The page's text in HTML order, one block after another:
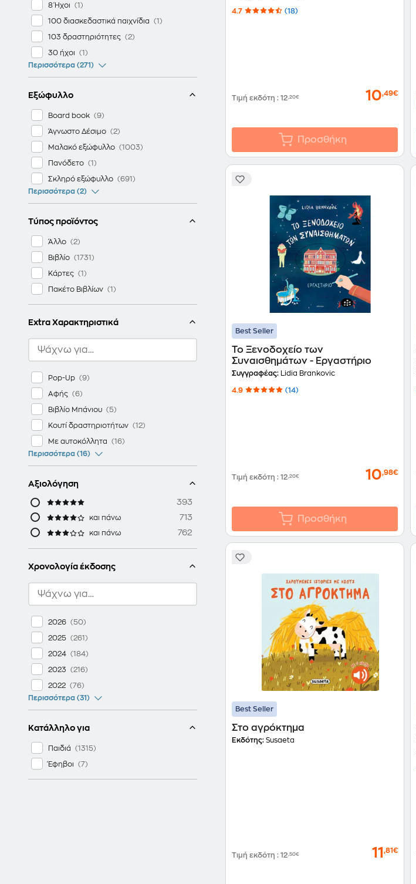
8 Ήχοι
100 διασκεδαστικά παιχνίδια
103 δραστηριότητες
30 ήχοι
Περισσότερα (271)
Εξώφυλλο
Board book
Άγνωστο Δέσιμο
Μαλακό εξώφυλλο
Πανόδετο
Σκληρό εξώφυλλο
Περισσότερα (2)
Τύπος προϊόντος
Άλλο
Βιβλίο
Κάρτες
Πακέτο Βιβλίων
Extra Χαρακτηριστικά
Pop-Up
Αφής
Βιβλίο Μπάνιου
Κουτί δραστηριοτήτων
Με αυτοκόλλητα
Περισσότερα (16)
Αξιολόγηση
393
και πάνω 713
και πάνω 762
Χρονολογία έκδοσης
2026
2025
2024
2023
2022
Περισσότερα (31)
Κατάλληλο για
Παιδιά
Έφηβοι
4.7 (18)
Τιμή εκδότη : 12,20€ 10,49€
Προσθήκη
Best Seller
To Ξενοδοχείο των
Συναισθημάτων - Εργαστήριο
Συγγραφέας: Lidia Brankovic
4.9 (14)
Τιμή εκδότη : 12,20€ 10,98€
Προσθήκη
Best Seller
Στο αγρόκτημα
Εκδότης: Susaeta
Τιμή εκδότη : 12,50€ 11,81€